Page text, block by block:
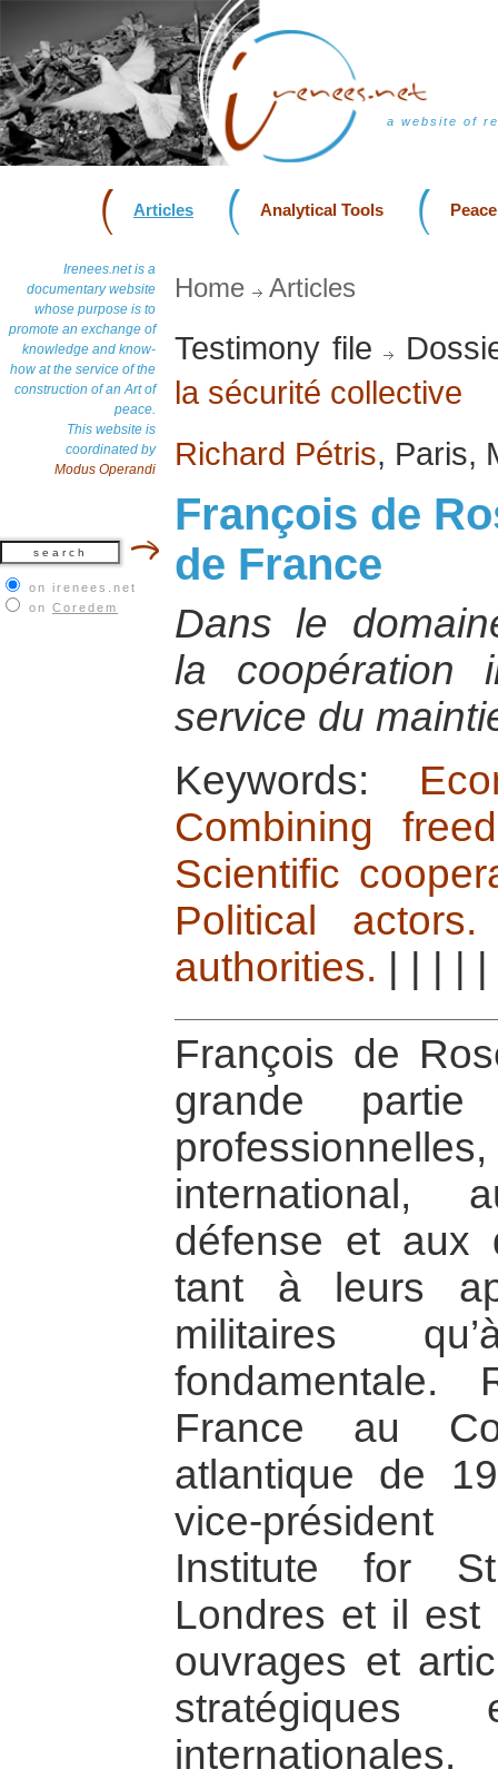
a website of
Articles Analytical Tools
Irenees.net is a
documentary website
whose purpose is to
promote an exchange of
knowledge and know-
how at the service of the
construction of an Art of
peace.
This website is
coordinated by
Modus Operandi
on irenees.net
on Coredem
Home Articles
Testimony file
la sécurité collective
Richard Pétris, Paris,
François de
de France
Dans le
la coopération
service du
Keywords:
Combining
Scientific
Political
authorities.
François de
grande
international,
défense et aux
tant à leurs
militaires
fondamentale.
France au
atlantique de
vice-
Institute for
Londres et il est
ouvrages et
internationales.